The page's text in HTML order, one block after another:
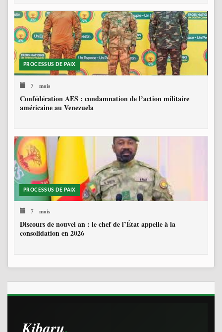
PROCESSUS DE PAIX
7 mois
Confédération AES : condamnation de l’action militaire
américaine au Venezuela
PROCESSUS DE PAIX
7 mois
Discours de nouvel an : le chef de l’État appelle à la
consolidation en 2026